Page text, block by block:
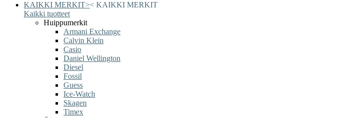
KAIKKI MERKIT>< KAIKKI MERKIT
Kaikki tuotteet
Huippumerkit
Armani Exchange
Calvin Klein
Casio
Daniel Wellington
Diesel
Fossil
Guess
Ice-Watch
Skagen
Timex